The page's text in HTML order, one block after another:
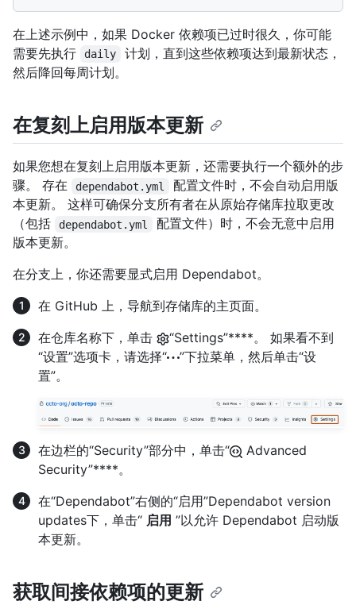
在上述示例中，如果 Docker 依赖项已过时很久，你可能
需要先执行
daily
计划，直到这些依赖项达到最新状态，
然后降回每周计划。
在复刻上启用版本更新
如果您想在复刻上启用版本更新，还需要执行一个额外的步
骤。 存在
dependabot.yml
配置文件时，不会自动启用版
本更新。 这样可确保分支所有者在从原始存储库拉取更改
（包括
dependabot.yml
配置文件）时，不会无意中启用
版本更新。
在分支上，你还需要显式启用 Dependabot。
在 GitHub 上，导航到存储库的主页面。
在仓库名称下，单击
“Settings”****。 如果看不到
“设置”选项卡，请选择“
”下拉菜单，然后单击“设
置”。
在边栏的“Security”部分中，单击“
Advanced
Security”****。
在“Dependabot”右侧的“启用”Dependabot version
updates下，单击“ 启用 ”以允许 Dependabot 启动版
本更新。
获取间接依赖项的更新